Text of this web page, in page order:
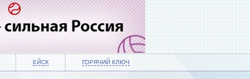
ЕЙСК ГОРЯЧИЙ КЛЮЧ